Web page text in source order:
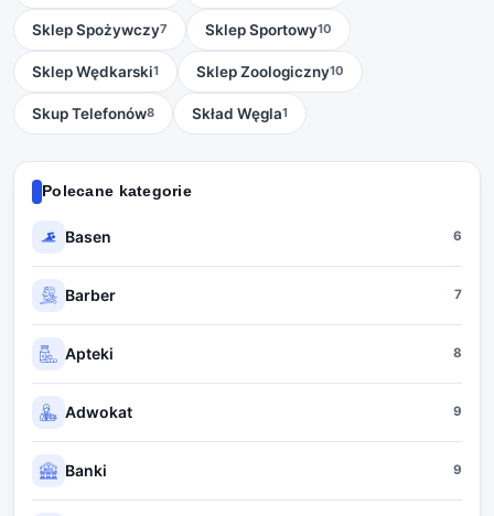
Sklep Spożywczy7 Sklep Sportowy10
Sklep Wędkarski1 Sklep Zoologiczny10
Skup Telefonów8 Skład Węgla1
Polecane kategorie
Basen 6
Barber 7
Apteki 8
Adwokat 9
Banki 9